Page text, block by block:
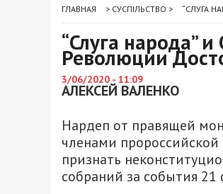
ГЛАВНАЯ > СУСПІЛЬСТВО > “СЛУГА
“Слуга народа”
Революции
3/06/2020 - 11:09
АЛЕКСЕЙ ВАЛЕНКО
Нардеп от правящей
членами
признать
собраний за события 21